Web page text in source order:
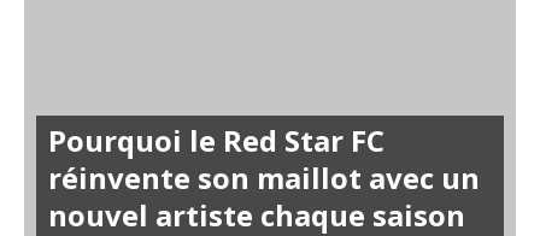
Pourquoi le Red Star FC
réinvente son maillot avec un
nouvel artiste chaque saison